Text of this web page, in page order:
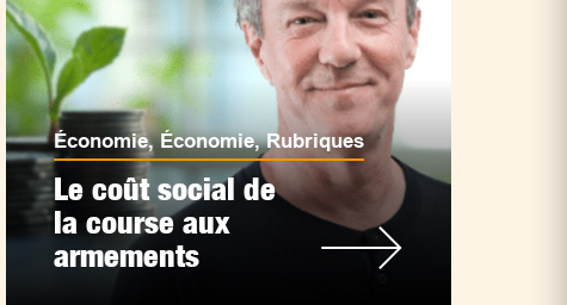
Économie,Économie,Rubriques
Le coût social de
la course aux
armements